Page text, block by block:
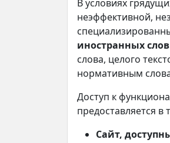
В условиях
неэффективной,
иностранных слов
слова, целого
нормативным
Доступ к
предоставляется в
Сайт,